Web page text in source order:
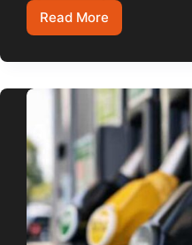
Read More
Twingo
2
:
le
voyant
orange
et
les
démarches
à
entreprendre